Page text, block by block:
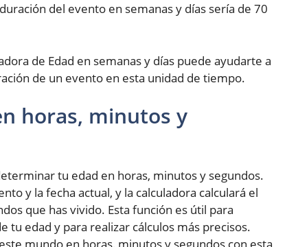
del evento en semanas y días sería de 70
de Edad en semanas y días puede ayudarte a
de un evento en esta unidad de tiempo.
horas, minutos y
tu edad en horas, minutos y segundos.
y la fecha actual, y la calculadora calculará el
que has vivido. Esta función es útil para
tu edad y para realizar cálculos más precisos.